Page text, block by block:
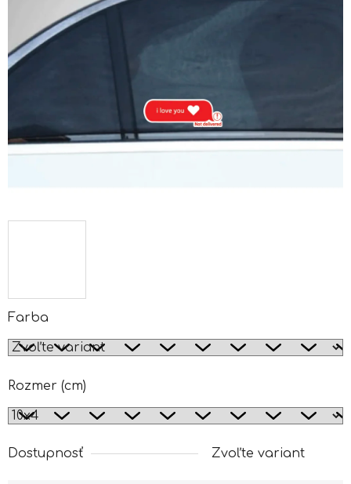
Farba
Rozmer (cm)
Dostupnosť Zvoľte variant